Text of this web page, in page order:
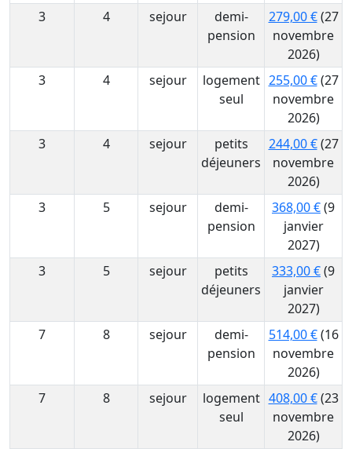
3
4 sejour
demi-
pension
279,00 €(27
novembre
2026)
3
4 sejour
logement
seul
255,00 €(27
novembre
2026)
3
4 sejour
petits
déjeuners
244,00 €(27
novembre
2026)
3
5 sejour
demi-
pension
368,00 €(9
janvier
2027)
3
5 sejour
petits
déjeuners
333,00 €(9
janvier
2027)
7
8 sejour
demi-
pension
514,00 €(16
novembre
2026)
7
8 sejour
logement
seul
408,00 €(23
novembre
2026)